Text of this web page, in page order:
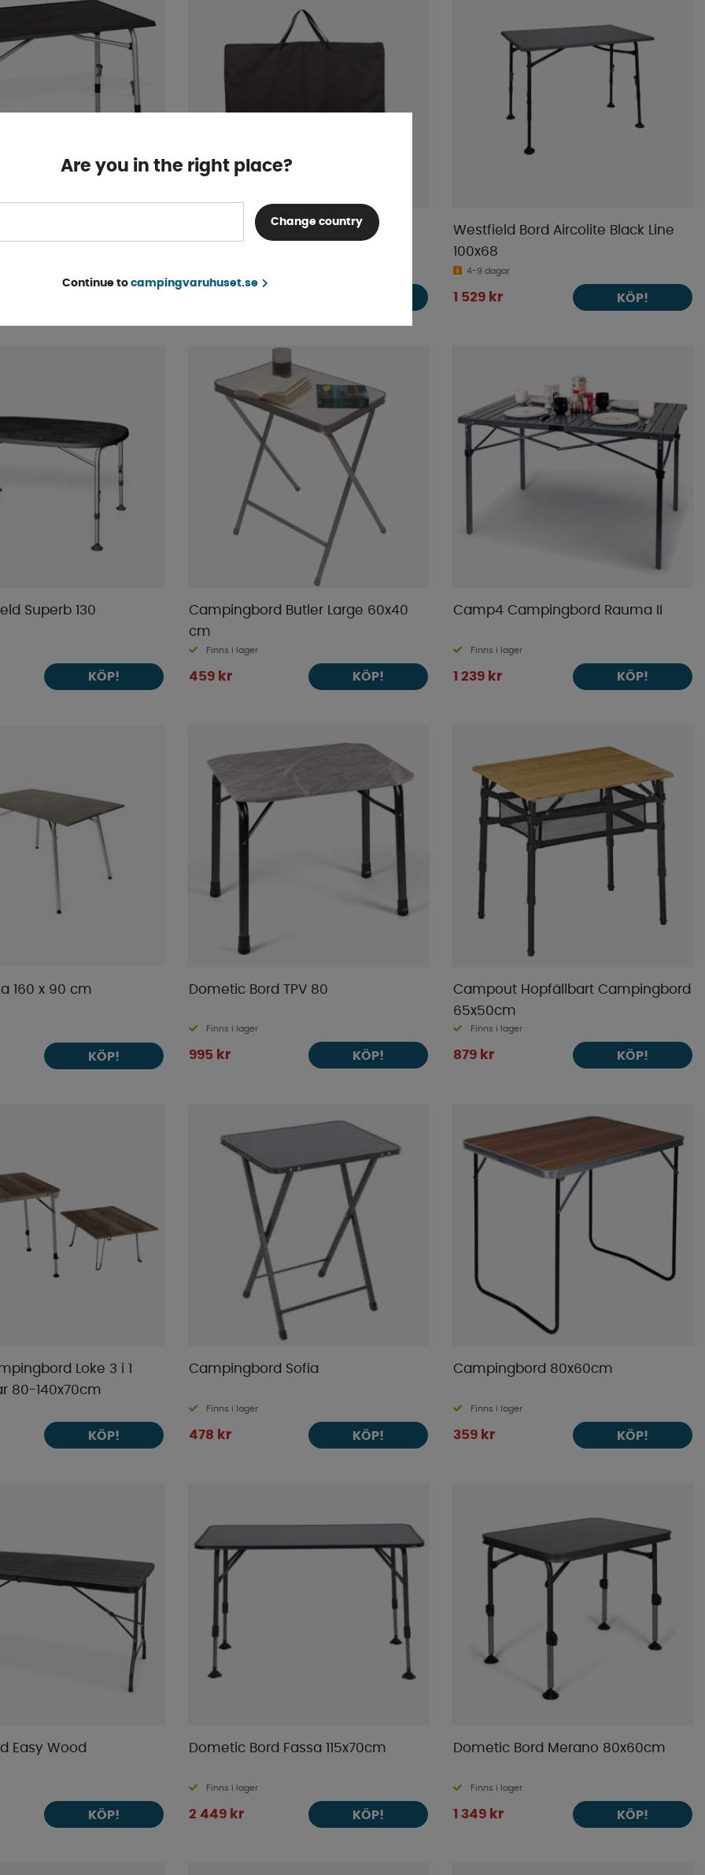
Superb 100 Westfield Väska Aircolite 100
Westfield Bord Aircolite Black Line
100x68
4-9 dagar
1 529 kr KÖP!
Superb 130
KÖP!
Campingbord Butler Large 60x40
cm
Finns i lager
459 kr KÖP!
Camp4 Campingbord Rauma II
Finns i lager
1 239 kr KÖP!
160 x 90 cm
KÖP!
Dometic Bord TPV 80
Finns i lager
995 kr KÖP!
Campout Hopfällbart Campingbord
65x50cm
Finns i lager
879 kr KÖP!
Loke 3 i 1
80-140x70cm
KÖP!
Campingbord Sofia
Finns i lager
478 kr KÖP!
Campingbord 80x60cm
Finns i lager
359 kr KÖP!
Easy Wood
KÖP!
Dometic Bord Fassa 115x70cm
Finns i lager
2 449 kr KÖP!
Dometic Bord Merano 80x60cm
Finns i lager
1 349 kr KÖP!
Are you in the right place?
Change country
Continue to campingvaruhuset.se